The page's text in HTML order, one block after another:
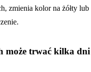
zmienia kolor na żółty lub
może trwać kilka dni